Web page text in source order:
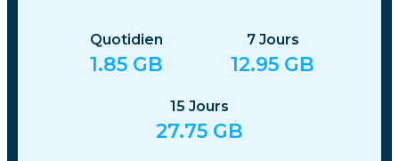
Quotidien
1.85 GB
7 Jours
12.95 GB
15 Jours
27.75 GB